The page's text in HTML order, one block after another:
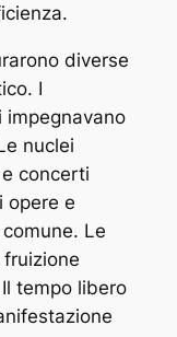
diverse
I
impegnavano
nuclei
concerti
opere e
Le
tempo libero